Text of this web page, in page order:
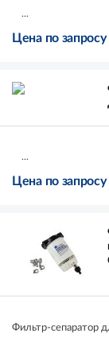
...
Цена по запросу
...
Цена по запросу
Фильтр-сепаратор